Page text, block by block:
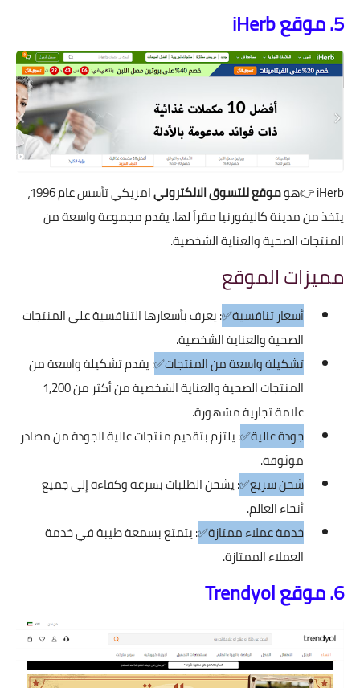
5. موقع iHerb
iHerb👉هوموقع للتسوق الالكتروني
امريكي تأسس عام 1996،
يتخذ من مدينة كاليفورنيا مقراً لها. يقدم مجموعة واسعة من
المنتجات الصحية والعناية الشخصية.
مميزات الموقع
أسعار تنافسية✅: يعرف بأسعارها التنافسية على المنتجات
الصحية والعناية الشخصية.
تشكيلة واسعة من المنتجات✅: يقدم تشكيلة واسعة من
المنتجات الصحية والعناية الشخصية من أكثر من 1,200
علامة تجارية مشهورة.
جودة عالية✅: يلتزم بتقديم منتجات عالية الجودة من مصادر
موثوقة.
شحن سريع✅: يشحن الطلبات بسرعة وكفاءة إلى جميع
أنحاء العالم.
خدمة عملاء ممتازة✅: يتمتع بسمعة طيبة في خدمة
العملاء الممتازة.
6. موقع Trendyol